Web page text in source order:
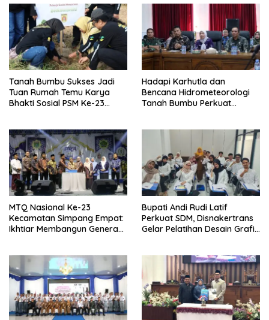
Tanah Bumbu Sukses Jadi
Tuan Rumah Temu Karya
Bhakti Sosial PSM Ke-23
Hadapi Karhutla dan
Bencana Hidrometeorologi
Tanah Bumbu Perkuat
MTQ Nasional Ke-23
Kecamatan Simpang Empat:
Ikhtiar Membangun Generasi
Bupati Andi Rudi Latif
Perkuat SDM, Disnakertrans
Gelar Pelatihan Desain Grafis